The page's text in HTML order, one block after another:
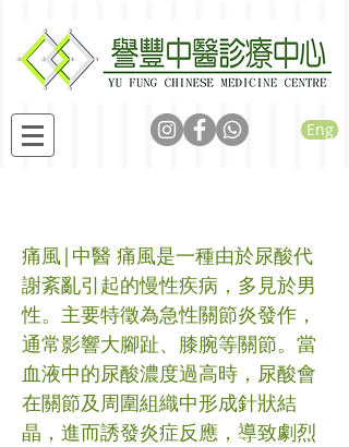
Eng
痛風|中醫 痛風是一種由於尿酸代
謝紊亂引起的慢性疾病，多見於男
性。主要特徵為急性關節炎發作，
通常影響大腳趾、膝腕等關節。當
血液中的尿酸濃度過高時，尿酸會
在關節及周圍組織中形成針狀結
晶，進而誘發炎症反應，導致劇烈